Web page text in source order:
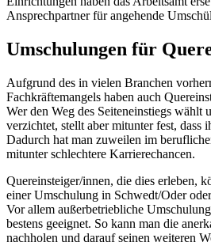
Ansprechpartner für angehende
Umschulungen für
Aufgrund des in vielen Branchen
Fachkräftemangels haben auch
Wer den Weg des Seiteneinstiegs wählt
verzichtet, stellt aber mitunter fest,
Dadurch hat man zuweilen im
mitunter schlechtere Karrierechancen.
Quereinsteiger/innen, die dies erleben,
einer Umschulung in Schwedt/Oder
Vor allem außerbetriebliche
bestens geeignet. So kann man die
nachholen und darauf seinen weiteren